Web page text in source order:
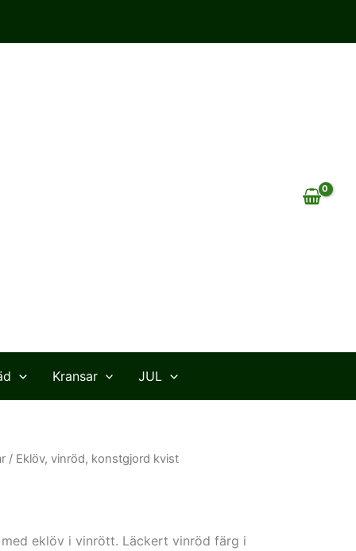
Kransar JUL
/ Eklöv, vinröd, konstgjord kvist
eklöv i vinrött. Läckert vinröd färg i